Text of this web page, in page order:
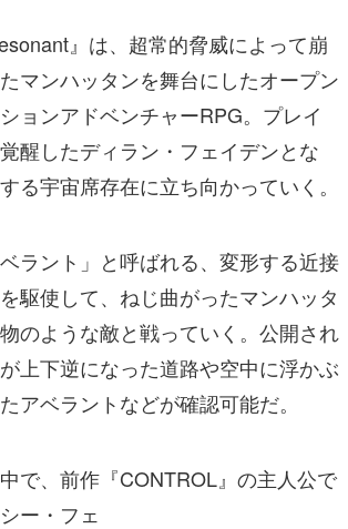
』は、超常的脅威によって崩
マンハッタンを舞台にしたオープン
ョンアドベンチャーRPG。プレイ
醒したディラン・フェイデンとな
る宇宙席存在に立ち向かっていく。
ラント」と呼ばれる、変形する近接
駆使して、ねじ曲がったマンハッタ
のような敵と戦っていく。公開され
上下逆になった道路や空中に浮かぶ
アベラントなどが確認可能だ。
で、前作『CONTROL』の主人公で
ー・フェ